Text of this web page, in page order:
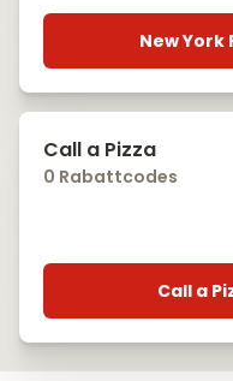
New York
Call a Pizza
0 Rabattcodes
Call a